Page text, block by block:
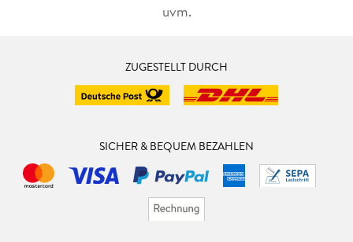
uvm.
ZUGESTELLT DURCH
SICHER & BEQUEM BEZAHLEN